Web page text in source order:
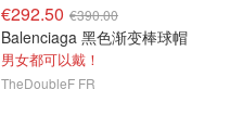
€292.50 €390.00
Balenciaga 黑色渐变棒球帽
男女都可以戴！
TheDoubleF FR